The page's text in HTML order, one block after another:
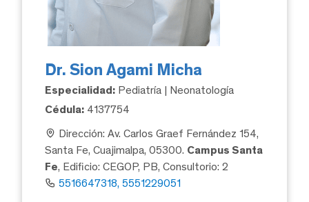
Dr. Sion Agami Micha
Especialidad: Pediatría | Neonatología
Cédula: 4137754
Dirección: Av. Carlos Graef Fernández 154,
Santa Fe, Cuajimalpa, 05300. Campus Santa
Fe, Edificio: CEGOP, PB, Consultorio: 2
5516647318, 5551229051